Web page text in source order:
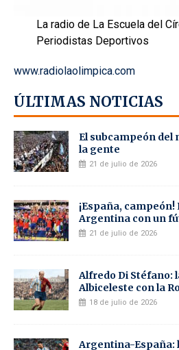
La radio de La Escuela del
Periodistas Deportivos
www.radiolaolimpica.com
ÚLTIMAS NOTICIAS
El subcampeón del
la gente
21 de julio de 2026
¡España,
Argentina con un
21 de julio de 2026
Alfredo Di Stéfano:
Albiceleste con la
18 de julio de 2026
Argentina-España: